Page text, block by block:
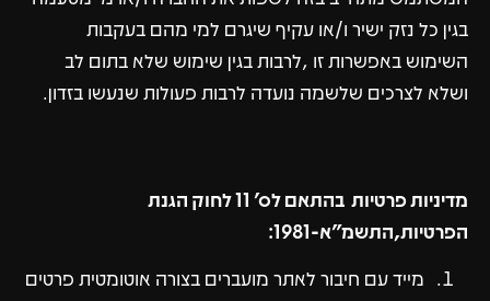
בגין כל נזק ישיר ו/או עקיף שיגרם למי מהם בעקבות
השימוש באפשרות זו ,לרבות בגין שימוש שלא בתום לב
ושלא לצרכים שלשמה נועדה לרבות פעולות שנעשו בזדון.
מדיניות פרטיות בהתאם לס' 11 לחוק הגנת
הפרטיות,התשמ"א-1981:
מייד עם חיבור לאתר מועברים בצורה אוטומטית פרטים